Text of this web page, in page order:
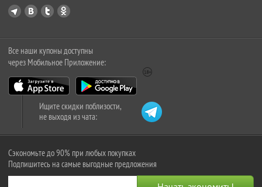
Все наши купоны доступны
через Мобильное Приложение:
Ищите скидки поблизости,
не выходя из чата:
Сэкономьте до 90% при любых покупках
Подпишитесь на самые выгодные предложения